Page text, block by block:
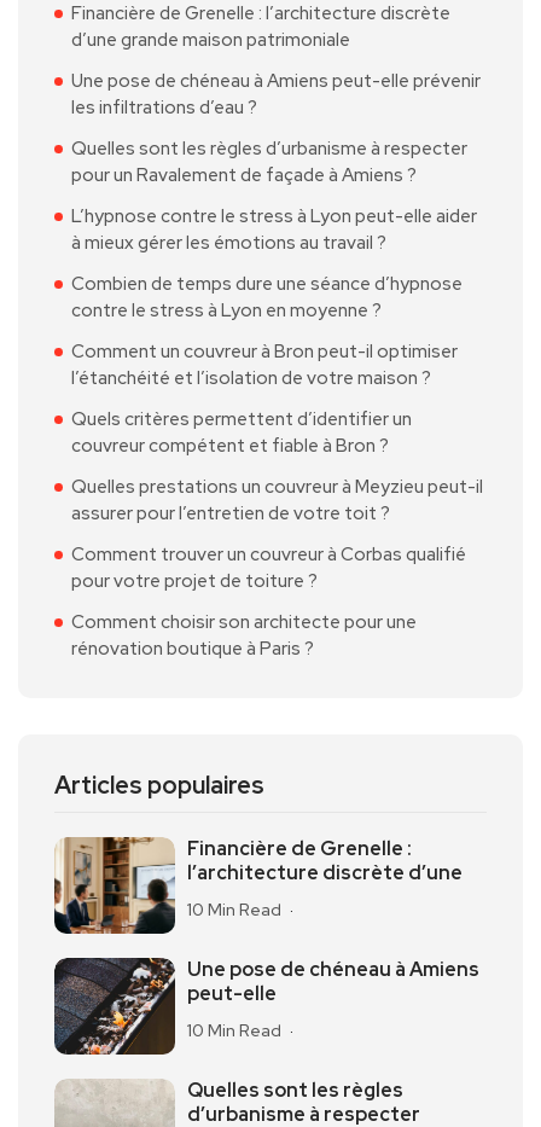
Financière de Grenelle : l’architecture discrète
d’une grande maison patrimoniale
Une pose de chéneau à Amiens peut-elle prévenir
les infiltrations d’eau ?
Quelles sont les règles d’urbanisme à respecter
pour un Ravalement de façade à Amiens ?
L’hypnose contre le stress à Lyon peut-elle aider
à mieux gérer les émotions au travail ?
Combien de temps dure une séance d’hypnose
contre le stress à Lyon en moyenne ?
Comment un couvreur à Bron peut-il optimiser
l’étanchéité et l’isolation de votre maison ?
Quels critères permettent d’identifier un
couvreur compétent et fiable à Bron ?
Quelles prestations un couvreur à Meyzieu peut-il
assurer pour l’entretien de votre toit ?
Comment trouver un couvreur à Corbas qualifié
pour votre projet de toiture ?
Comment choisir son architecte pour une
rénovation boutique à Paris ?
Articles populaires
Financière de Grenelle :
l’architecture discrète d’une
10 Min Read
Une pose de chéneau à Amiens
peut-elle
10 Min Read
Quelles sont les règles
d’urbanisme à respecter